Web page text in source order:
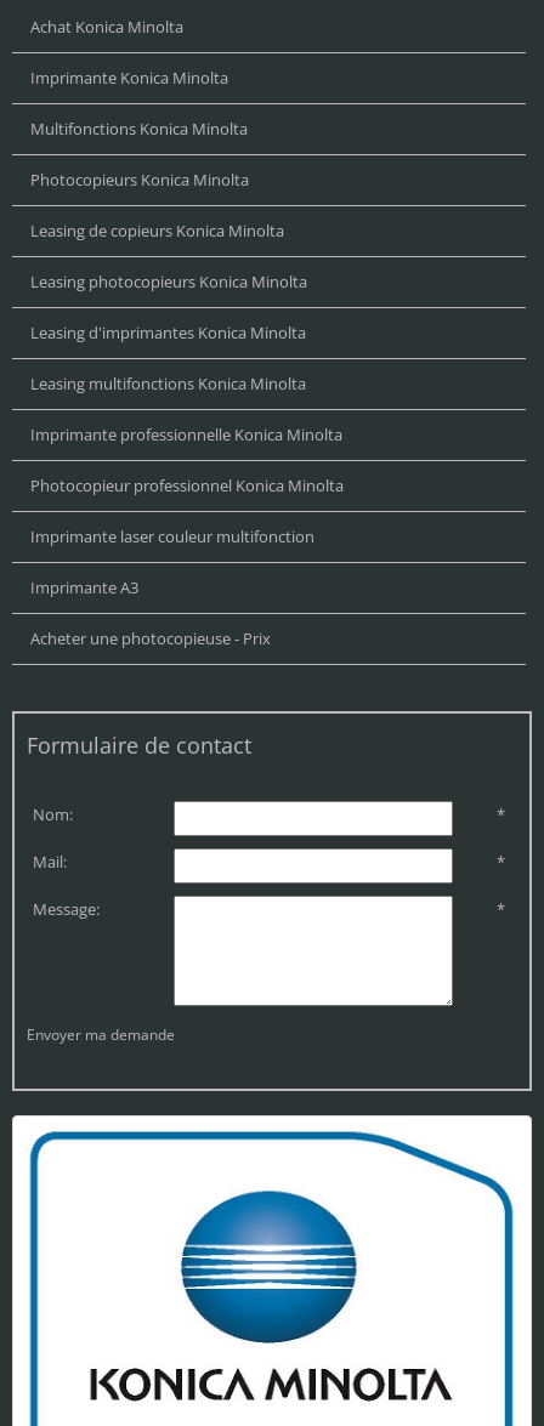
Achat Konica Minolta
Imprimante Konica Minolta
Multifonctions Konica Minolta
Photocopieurs Konica Minolta
Leasing de copieurs Konica Minolta
Leasing photocopieurs Konica Minolta
Leasing d'imprimantes Konica Minolta
Leasing multifonctions Konica Minolta
Imprimante professionnelle Konica Minolta
Photocopieur professionnel Konica Minolta
Imprimante laser couleur multifonction
Imprimante A3
Acheter une photocopieuse - Prix
Formulaire de contact
Nom: *
Mail: *
Message: *
Envoyer ma demande